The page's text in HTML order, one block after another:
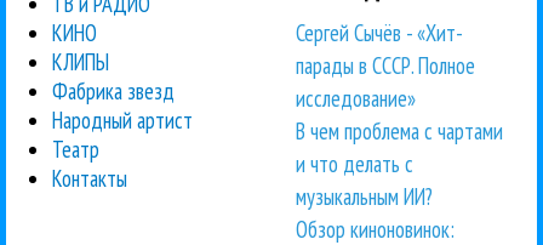
КИНО
КЛИПЫ
Фабрика звезд
Народный артист
Театр
Контакты
Сергей Сычёв - «Хит-
парады в СССР. Полное
исследование»
В чем проблема с чартами
и что делать с
музыкальным ИИ?
Обзор киноновинок: